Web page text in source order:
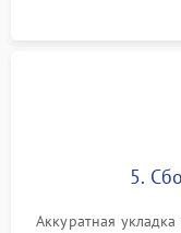
5.
Аккуратная